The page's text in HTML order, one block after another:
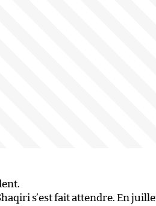
s’est fait attendre. En